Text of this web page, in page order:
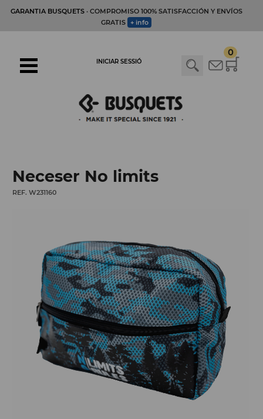
GARANTIA BUSQUETS· COMPROMISO 100% SATISFACCIÓN Y ENVÍOS
GRATIS + info
0
INICIAR SESSIÓ
Neceser No limits
REF. W231160